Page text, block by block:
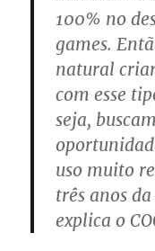
100% no
games.
natural
com esse
seja,
uso muito
três anos
explica o